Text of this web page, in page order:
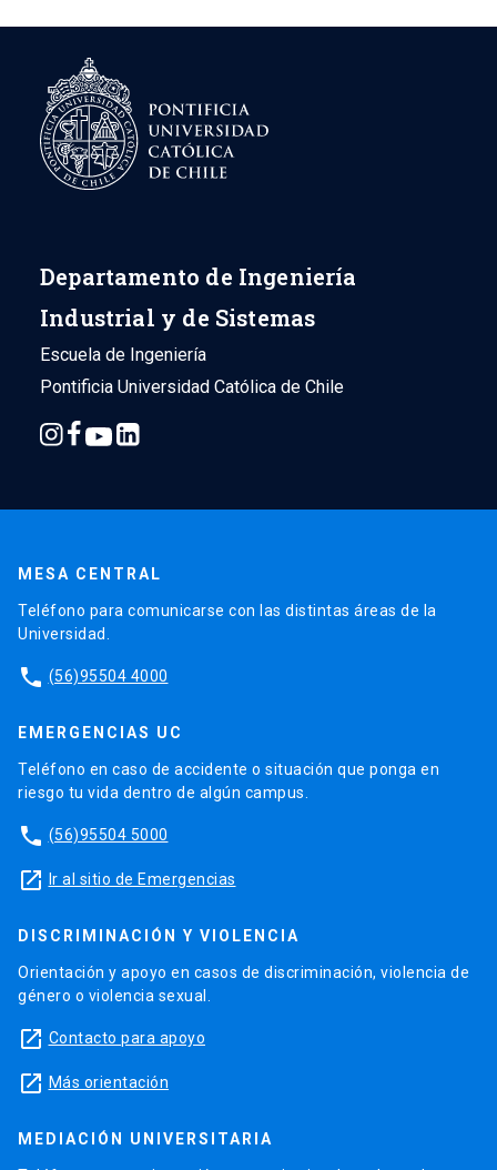
Departamento de Ingeniería
Industrial y de Sistemas
Escuela de Ingeniería
Pontificia Universidad Católica de Chile
MESA CENTRAL
Teléfono para comunicarse con las distintas áreas de la
Universidad.
phone (56)95504 4000
EMERGENCIAS UC
Teléfono en caso de accidente o situación que ponga en
riesgo tu vida dentro de algún campus.
phone (56)95504 5000
launch Ir al sitio de Emergencias
DISCRIMINACIÓN Y VIOLENCIA
Orientación y apoyo en casos de discriminación, violencia de
género o violencia sexual.
launch Contacto para apoyo
launch Más orientación
MEDIACIÓN UNIVERSITARIA